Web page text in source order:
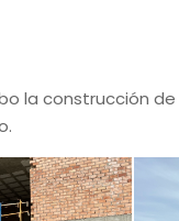
la construcción